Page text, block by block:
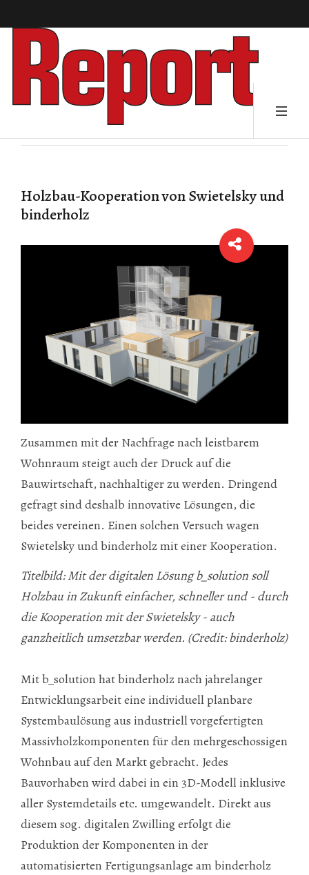
Holzbau-Kooperation von Swietelsky und
binderholz
Zusammen mit der Nachfrage nach leistbarem
Wohnraum steigt auch der Druck auf die
Bauwirtschaft, nachhaltiger zu werden. Dringend
gefragt sind deshalb innovative Lösungen, die
beides vereinen. Einen solchen Versuch wagen
Swietelsky und binderholz mit einer Kooperation.
Titelbild: Mit der digitalen Lösung b_solution soll
Holzbau in Zukunft einfacher, schneller und - durch
die Kooperation mit der Swietelsky - auch
ganzheitlich umsetzbar werden. (Credit: binderholz)
Mit b_solution hat binderholz nach jahrelanger
Entwicklungsarbeit eine individuell planbare
Systembaulösung aus industriell vorgefertigten
Massivholzkomponenten für den mehrgeschossigen
Wohnbau auf den Markt gebracht. Jedes
Bauvorhaben wird dabei in ein 3D-Modell inklusive
aller Systemdetails etc. umgewandelt. Direkt aus
diesem sog. digitalen Zwilling erfolgt die
Produktion der Komponenten in der
automatisierten Fertigungsanlage am binderholz